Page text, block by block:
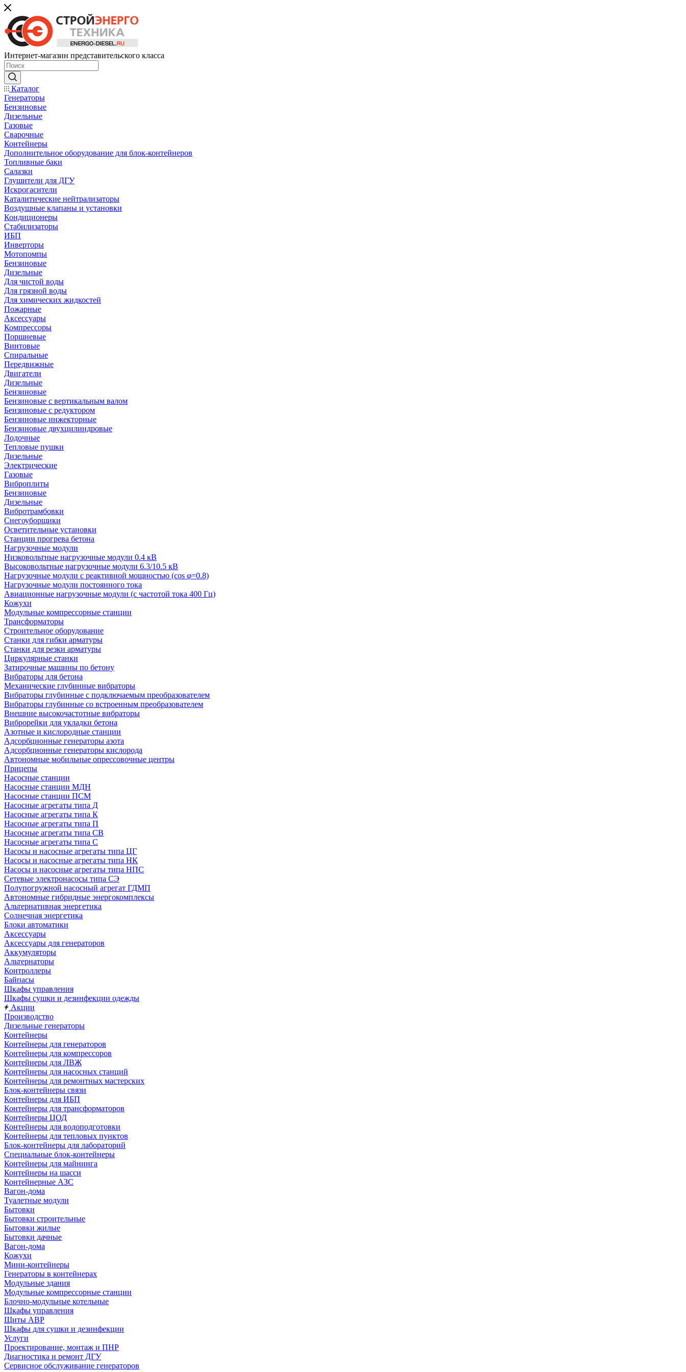
Интернет-магазин представительского класса
Каталог
Генераторы
Бензиновые
Дизельные
Газовые
Сварочные
Контейнеры
Дополнительное оборудование для блок-контейнеров
Топливные баки
Салазки
Глушители для ДГУ
Искрогасители
Каталитические нейтрализаторы
Воздушные клапаны и установки
Кондиционеры
Стабилизаторы
ИБП
Инверторы
Мотопомпы
Бензиновые
Дизельные
Для чистой воды
Для грязной воды
Для химических жидкостей
Пожарные
Аксессуары
Компрессоры
Поршневые
Винтовые
Спиральные
Передвижные
Двигатели
Дизельные
Бензиновые
Бензиновые с вертикальным валом
Бензиновые с редуктором
Бензиновые инжекторные
Бензиновые двухцилиндровые
Лодочные
Тепловые пушки
Дизельные
Электрические
Газовые
Виброплиты
Бензиновые
Дизельные
Вибротрамбовки
Снегоуборщики
Осветительные установки
Станции прогрева бетона
Нагрузочные модули
Низковольтные нагрузочные модули 0.4 кВ
Высоковольтные нагрузочные модули 6.3/10.5 кВ
Нагрузочные модули с реактивной мощностью (cos φ=0.8)
Нагрузочные модули постоянного тока
Авиационные нагрузочные модули (с частотой тока 400 Гц)
Кожухи
Модульные компрессорные станции
Трансформаторы
Строительное оборудование
Станки для гибки арматуры
Станки для резки арматуры
Циркулярные станки
Затирочные машины по бетону
Вибраторы для бетона
Механические глубинные вибраторы
Вибраторы глубинные с подключаемым преобразователем
Вибраторы глубинные со встроенным преобразователем
Внешние высокочастотные вибраторы
Виброрейки для укладки бетона
Азотные и кислородные станции
Адсорбционные генераторы азота
Адсорбционные генераторы кислорода
Автономные мобильные опрессовочные центры
Прицепы
Насосные станции
Насосные станции МДН
Насосные станции ПСМ
Насосные агрегаты типа Д
Насосные агрегаты типа К
Насосные агрегаты типа П
Насосные агрегаты типа СВ
Насосные агрегаты типа С
Насосы и насосные агрегаты типа ЦГ
Насосы и насосные агрегаты типа НК
Насосы и насосные агрегаты типа НПС
Сетевые электронасосы типа СЭ
Полупогружной насосный агрегат ГДМП
Автономные гибридные энергокомплексы
Альтернативная энергетика
Солнечная энергетика
Блоки автоматики
Аксессуары
Аксессуары для генераторов
Аккумуляторы
Альтернаторы
Контроллеры
Байпасы
Шкафы управления
Шкафы сушки и дезинфекции одежды
Акции
Производство
Дизельные генераторы
Контейнеры
Контейнеры для генераторов
Контейнеры для компрессоров
Контейнеры для ЛВЖ
Контейнеры для насосных станций
Контейнеры для ремонтных мастерских
Блок-контейнеры связи
Контейнеры для ИБП
Контейнеры для трансформаторов
Контейнеры ЦОД
Контейнеры для водоподготовки
Контейнеры для тепловых пунктов
Блок-контейнеры для лабораторий
Специальные блок-контейнеры
Контейнеры для майнинга
Контейнеры на шасси
Контейнерные АЗС
Вагон-дома
Туалетные модули
Бытовки
Бытовки строительные
Бытовки жилые
Бытовки дачные
Вагон-дома
Кожухи
Мини-контейнеры
Генераторы в контейнерах
Модульные здания
Модульные компрессорные станции
Блочно-модульные котельные
Шкафы управления
Щиты АВР
Шкафы для сушки и дезинфекции
Услуги
Проектирование, монтаж и ПНР
Диагностика и ремонт ДГУ
Сервисное обслуживание генераторов